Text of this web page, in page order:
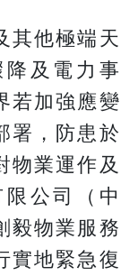
其他極端天
及電力事
若加強應變
署，防患於
物業運作及
公司（中
毅物業服務
實地緊急復